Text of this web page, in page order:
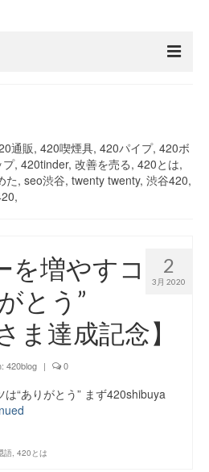
SHIBUYA
通販, 420喫煙具, 420パイプ, 420ボ
, 420tinder, 改善を売る, 420とは,
た, seo渋谷, twenty twenty, 渋谷420,
2
3月 2020
を増やすコ
とう”
ま達成記念】
420blog | 0
“ありがとう” まず420shibuya
語 420とは